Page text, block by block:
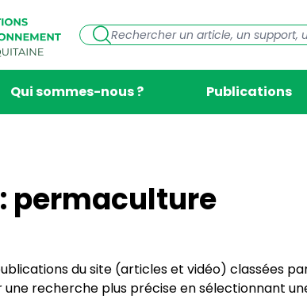
Qui sommes-nous ? Publications
permaculture
du site (articles et vidéo) classées
recherche plus précise en sélectionnant